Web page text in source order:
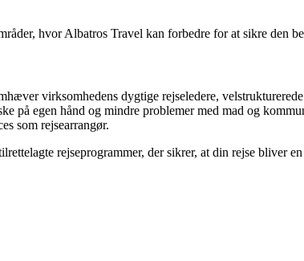
hvor Albatros Travel kan forbedre for at sikre den
virksomhedens dygtige rejseledere,
på egen hånd og mindre problemer med mad og
som rejsearrangør.
rejseprogrammer, der sikrer, at din rejse bliver